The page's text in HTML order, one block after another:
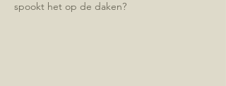
spookt het op de daken?